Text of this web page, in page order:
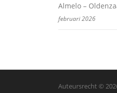
Almelo –
februari 2026
Auteursrecht ©